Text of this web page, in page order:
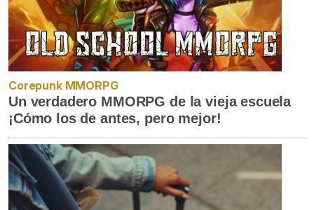
Corepunk MMORPG
Un verdadero MMORPG de la vieja escuela
¡Cómo los de antes, pero mejor!